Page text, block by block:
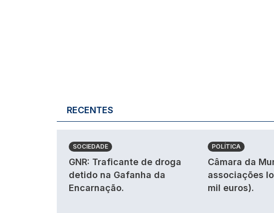
RECENTES
SOCIEDADE
GNR: Traficante de droga
detido na Gafanha da
Encarnação.
POLÍTICA
Câmara da
associações
mil euros).